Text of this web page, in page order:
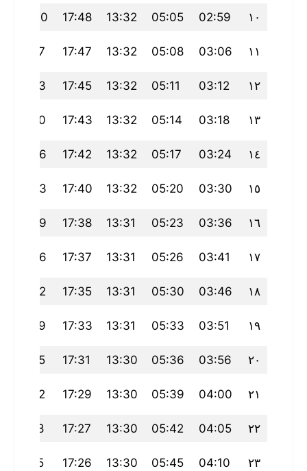
١٠ 02:59
05:05
13:32
17:48
22:00
١١ 03:06
05:08
13:32
17:47
21:57
١٢ 03:12
05:11
13:32
17:45
21:53
١٣ 03:18
05:14
13:32
17:43
21:50
١٤ 03:24
05:17
13:32
17:42
21:46
١٥ 03:30
05:20
13:32
17:40
21:43
١٦ 03:36
05:23
13:31
17:38
21:39
١٧ 03:41
05:26
13:31
17:37
21:36
١٨ 03:46
05:30
13:31
17:35
21:32
١٩ 03:51
05:33
13:31
17:33
21:29
٢٠ 03:56
05:36
13:30
17:31
21:25
٢١ 04:00
05:39
13:30
17:29
21:22
٢٢ 04:05
05:42
13:30
17:27
21:18
٢٣ 04:10
05:45
13:30
17:26
21:15